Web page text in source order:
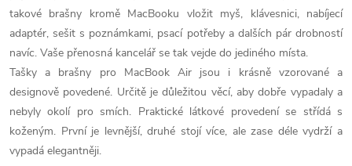
p
r
v
k
y
takové brašny kromě MacBooku vložit myš, klávesnici, nabíjecí
adaptér, sešit s poznámkami, psací potřeby a dalších pár drobností
navíc. Vaše přenosná kancelář se tak vejde do jediného místa.
Tašky a brašny pro MacBook Air jsou i krásně vzorované a
designově povedené. Určitě je důležitou věcí, aby dobře vypadaly a
nebyly okolí pro smích. Praktické látkové provedení se střídá s
koženým. První je levnější, druhé stojí více, ale zase déle vydrží a
vypadá elegantněji.